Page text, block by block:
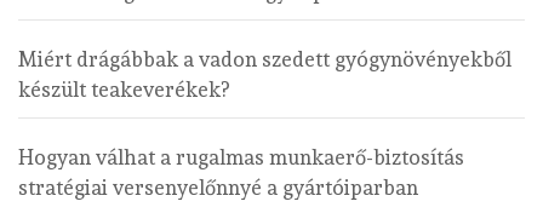
Miért drágábbak a vadon szedett gyógynövényekből
készült teakeverékek?
Hogyan válhat a rugalmas munkaerő-biztosítás
stratégiai versenyelőnnyé a gyártóiparban